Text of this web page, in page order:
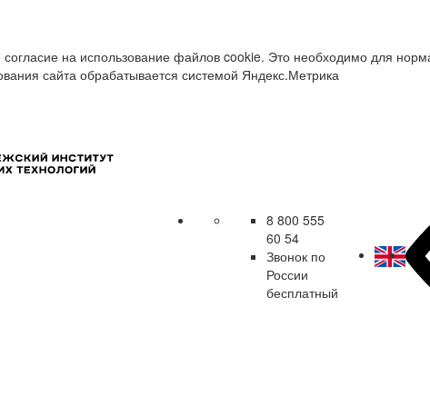
на использование файлов cookie. Это необходимо для
сайта обрабатывается системой Яндекс.Метрика
8 800 555
60 54
Звонок по
России
бесплатный